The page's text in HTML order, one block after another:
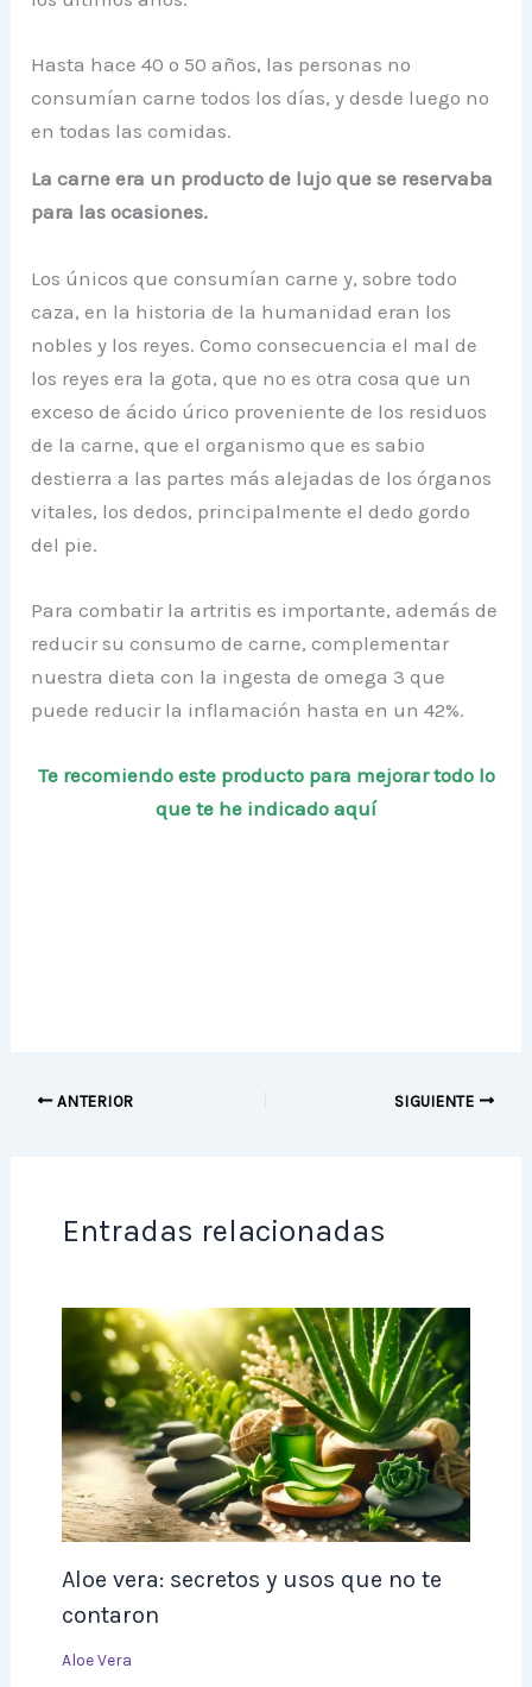
Hasta hace 40 o 50 años, las personas no
consumían carne todos los días, y desde luego no
en todas las comidas.
La carne era un producto de lujo que se reservaba
para las ocasiones.
Los únicos que consumían carne y, sobre todo
caza, en la historia de la humanidad eran los
nobles y los reyes. Como consecuencia el mal de
los reyes era la gota, que no es otra cosa que un
exceso de ácido úrico proveniente de los residuos
de la carne, que el organismo que es sabio
destierra a las partes más alejadas de los órganos
vitales, los dedos, principalmente el dedo gordo
del pie.
Para combatir la artritis es importante, además de
reducir su consumo de carne, complementar
nuestra dieta con la ingesta de omega 3 que
puede reducir la inflamación hasta en un 42%.
Te recomiendo este producto para mejorar todo lo
que te he indicado aquí
ANTERIOR SIGUIENTE
Entradas relacionadas
Aloe vera: secretos y usos que no te
contaron
Aloe Vera